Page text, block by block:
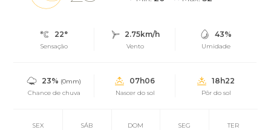
22°
Sensação
2.75km/h
Vento
43%
Umidade
23% (0mm)
Chance de chuva
07h06
Nascer do sol
18h22
Pôr do sol
SEX SÁB DOM SEG TER